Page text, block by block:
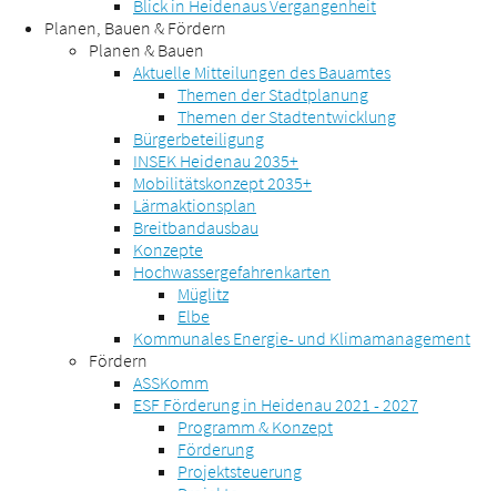
Blick in Heidenaus Vergangenheit
Planen, Bauen & Fördern
Planen & Bauen
Aktuelle Mitteilungen des Bauamtes
Themen der Stadtplanung
Themen der Stadtentwicklung
Bürgerbeteiligung
INSEK Heidenau 2035+
Mobilitätskonzept 2035+
Lärmaktionsplan
Breitbandausbau
Konzepte
Hochwassergefahrenkarten
Müglitz
Elbe
Kommunales Energie- und Klimamanagement
Fördern
ASSKomm
ESF Förderung in Heidenau 2021 - 2027
Programm & Konzept
Förderung
Projektsteuerung